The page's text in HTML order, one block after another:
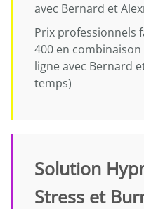
avec Bernard et
Prix professionnels
400 en
ligne avec Bernard
temps)
Solution
Stress et